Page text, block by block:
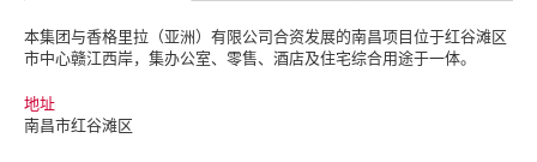
本集团与香格里拉（亚洲）有限公司合资发展的南昌项目位于红谷滩区
市中心赣江西岸，集办公室、零售、酒店及住宅综合用途于一体。
地址
南昌市红谷滩区